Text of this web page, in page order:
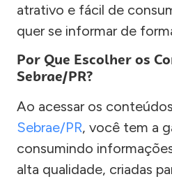
atrativo e fácil de
quer se informar de
Por Que Escolher os
Sebrae/PR?
Ao acessar os
Sebrae/PR, você tem a
consumindo
alta qualidade, criadas